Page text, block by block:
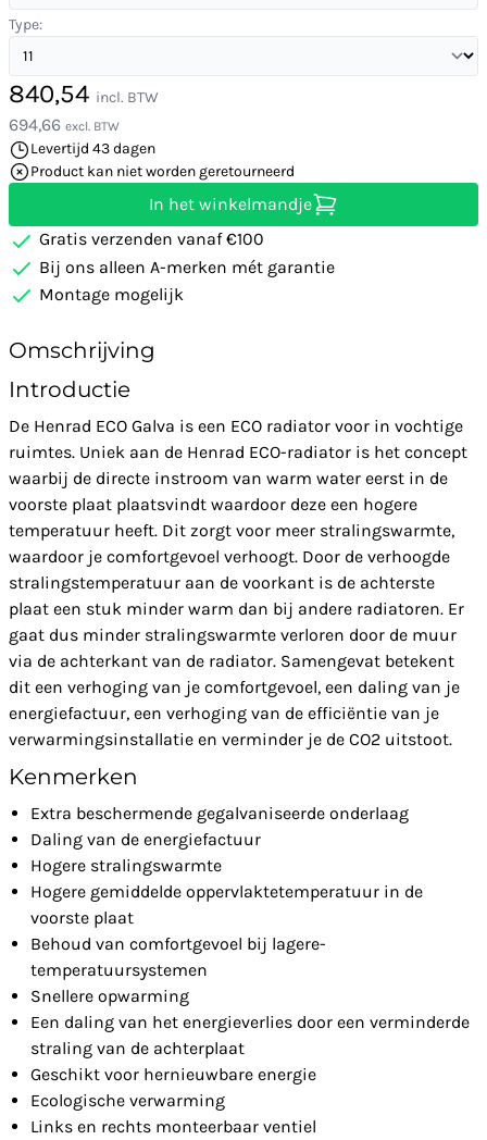
Type:
840,54 incl. BTW
694,66 excl. BTW
Levertijd 43 dagen
Product kan niet worden geretourneerd
In het winkelmandje
Gratis verzenden vanaf €100
Bij ons alleen A-merken mét garantie
Montage mogelijk
Omschrijving
Introductie
De Henrad ECO Galva is een ECO radiator voor in vochtige
ruimtes. Uniek aan de Henrad ECO-radiator is het concept
waarbij de directe instroom van warm water eerst in de
voorste plaat plaatsvindt waardoor deze een hogere
temperatuur heeft. Dit zorgt voor meer stralingswarmte,
waardoor je comfortgevoel verhoogt. Door de verhoogde
stralingstemperatuur aan de voorkant is de achterste
plaat een stuk minder warm dan bij andere radiatoren. Er
gaat dus minder stralingswarmte verloren door de muur
via de achterkant van de radiator. Samengevat betekent
dit een verhoging van je comfortgevoel, een daling van je
energiefactuur, een verhoging van de efficiëntie van je
verwarmingsinstallatie en verminder je de CO2 uitstoot.
Kenmerken
Extra beschermende gegalvaniseerde onderlaag
Daling van de energiefactuur
Hogere stralingswarmte
Hogere gemiddelde oppervlaktetemperatuur in de
voorste plaat
Behoud van comfortgevoel bij lagere-
temperatuursystemen
Snellere opwarming
Een daling van het energieverlies door een verminderde
straling van de achterplaat
Geschikt voor hernieuwbare energie
Ecologische verwarming
Links en rechts monteerbaar ventiel